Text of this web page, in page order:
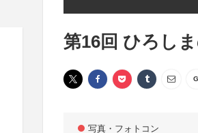
第16回 ひろし
写真・フォトコン